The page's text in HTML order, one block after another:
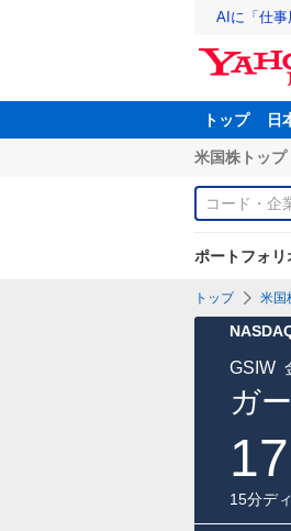
AIに「仕事
トップ 日
米国株トップ
ポートフォリ
トップ 米国
ガ
GSIW
15分デ